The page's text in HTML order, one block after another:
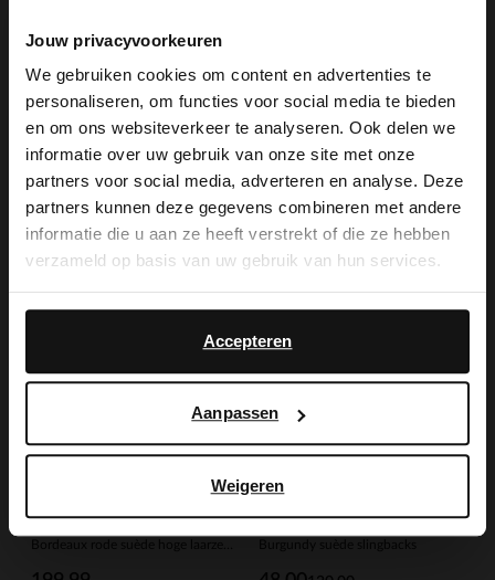
Jouw privacyvoorkeuren
We gebruiken cookies om content en advertenties te
personaliseren, om functies voor social media te bieden
en om ons websiteverkeer te analyseren. Ook delen we
informatie over uw gebruik van onze site met onze
partners voor social media, adverteren en analyse. Deze
partners kunnen deze gegevens combineren met andere
informatie die u aan ze heeft verstrekt of die ze hebben
verzameld op basis van uw gebruik van hun services.
Accepteren
Aanpassen
Weigeren
Manfield
Burgundy velours slingback pumps
99.99
69.99 89.99
Manfield Manfield
-60%
×
View this website in English?
It looks like your language isn't Dutch. Would
you like to switch to English?
English